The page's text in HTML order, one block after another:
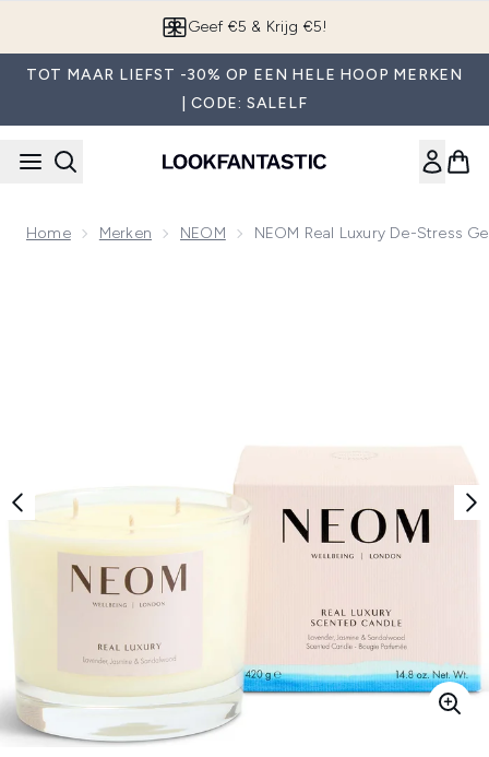
App downloaden
TOT MAAR LIEFST -30% OP EEN HELE HOOP MERKEN
| CODE: SALELF
Home Merken NEOM NEOM Real Luxury De-Stress